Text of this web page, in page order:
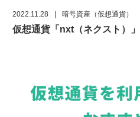
2022.11.28 暗号資産（仮想通貨）
仮想通貨「nxt（ネクスト）